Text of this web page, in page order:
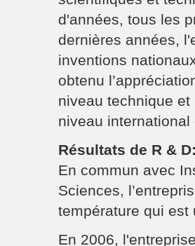
d'années, tous les
dernières années,
inventions
obtenu
niveau technique
niveau
Résultats de R &
En commun avec
Sciences,
température qui est
En 2006,